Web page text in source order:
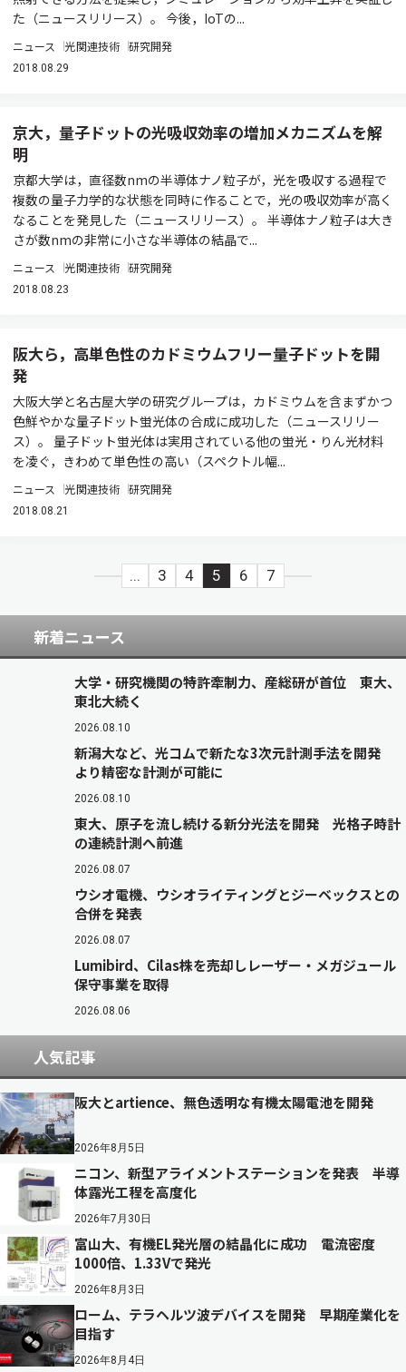
た（ニュースリリース）。 今後，IoTの...
ニュース 光関連技術 研究開発
2018.08.29
京大，量子ドットの光吸収効率の増加メカニズムを解
明
京都大学は，直径数nmの半導体ナノ粒子が，光を吸収する過程で
複数の量子力学的な状態を同時に作ることで，光の吸収効率が高く
なることを発見した（ニュースリリース）。 半導体ナノ粒子は大き
さが数nmの非常に小さな半導体の結晶で...
ニュース 光関連技術 研究開発
2018.08.23
阪大ら，高単色性のカドミウムフリー量子ドットを開
発
大阪大学と名古屋大学の研究グループは，カドミウムを含まずかつ
色鮮やかな量子ドット蛍光体の合成に成功した（ニュースリリー
ス）。 量子ドット蛍光体は実用されている他の蛍光・りん光材料
を凌ぐ，きわめて単色性の高い（スペクトル幅...
ニュース 光関連技術 研究開発
2018.08.21
... 3 4 5 6 7
新着ニュース
大学・研究機関の特許牽制力、産総研が首位 東大、
東北大続く
2026.08.10
新潟大など、光コムで新たな3次元計測手法を開発
より精密な計測が可能に
2026.08.10
東大、原子を流し続ける新分光法を開発 光格子時計
の連続計測へ前進
2026.08.07
ウシオ電機、ウシオライティングとジーベックスとの
合併を発表
2026.08.07
Lumibird、Cilas株を売却しレーザー・メガジュール
保守事業を取得
2026.08.06
人気記事
阪大とartience、無色透明な有機太陽電池を開発
2026年8月5日
ニコン、新型アライメントステーションを発表 半導
体露光工程を高度化
2026年7月30日
富山大、有機EL発光層の結晶化に成功 電流密度
1000倍、1.33Vで発光
2026年8月3日
ローム、テラヘルツ波デバイスを開発 早期産業化を
目指す
2026年8月4日